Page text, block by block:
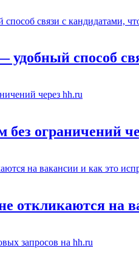
удобный способ
без ограничений
откликаются на